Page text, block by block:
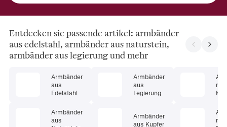
Entdecken sie passende artikel: armbänder
aus edelstahl, armbänder aus naturstein,
armbänder aus legierung und mehr
Armbänder
aus
Edelstahl
Armbänder
aus
Armbänder
aus
Legierung
Armbänder
aus Kupfer
mit
mit